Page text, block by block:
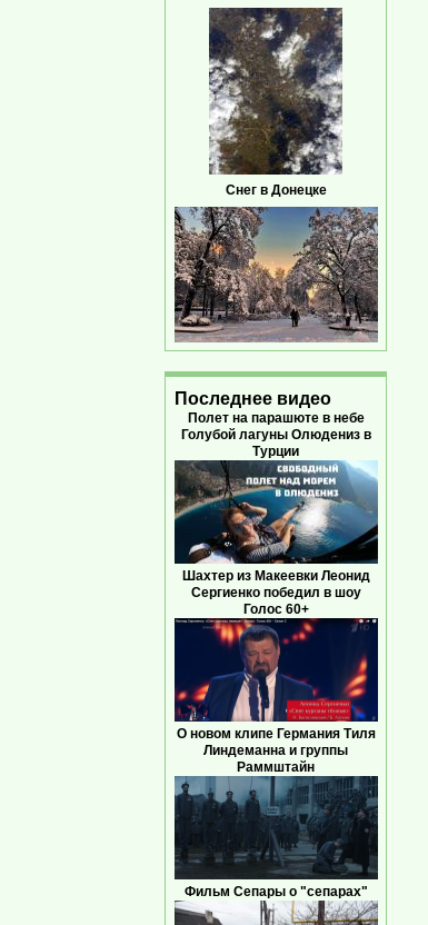
Снег в Донецке
Последнее видео
Полет на парашюте в небе
Голубой лагуны Олюдениз в
Турции
Шахтер из Макеевки Леонид
Сергиенко победил в шоу
Голос 60+
О новом клипе Германия Тиля
Линдеманна и группы
Раммштайн
Фильм Сепары о "сепарах"